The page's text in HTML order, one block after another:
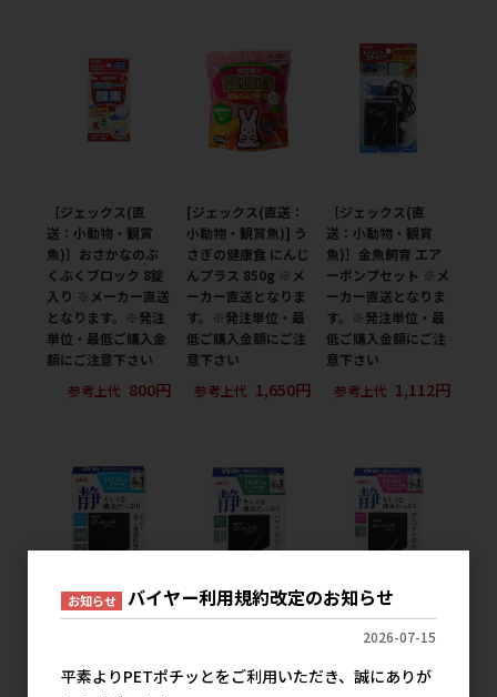
［ジェックス(直
送：小動物・観賞
魚)］おさかなのぶ
くぶくブロック 8錠
入り ※メーカー直送
となります。※発注
単位・最低ご購入金
額にご注意下さい
参考上代 800円
[ジェックス(直送：
小動物・観賞魚)] う
さぎの健康食 にんじ
んプラス 850g ※メ
ーカー直送となりま
す。※発注単位・最
低ご購入金額にご注
意下さい
参考上代 1,650円
［ジェックス(直
送：小動物・観賞
魚)］金魚飼育 エア
ーポンプセット ※メ
ーカー直送となりま
す。※発注単位・最
低ご購入金額にご注
意下さい
参考上代 1,112円
魚)］e‐AIR
魚)］e‐AIR
［ジェックス(直
魚)］e‐AIR
お知らせ バイヤー利用規約改定のお知らせ
2026-07-15
平素よりPETポチッとをご利用いただき、誠にありが